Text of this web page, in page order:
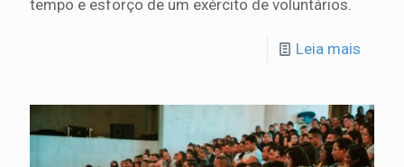
tempo e esforço de um exército de voluntários.
Leia mais